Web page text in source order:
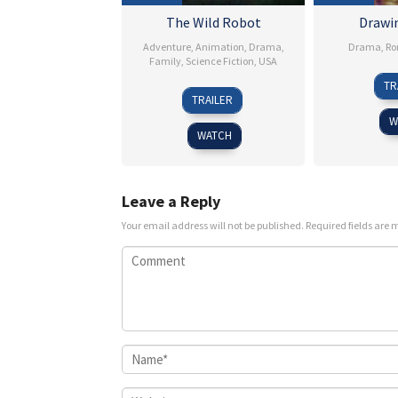
The Wild Robot
Adventure, Animation Drama
Family Science Fiction USA
12
Sep
2024
Chris
Sanders
TRAILER
WATCH
Drama
Leave a Reply
Your email address will not be published. Required fields are